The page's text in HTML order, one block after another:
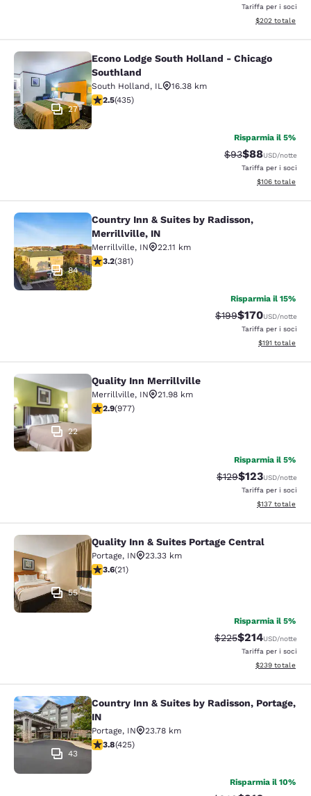
Tariffa per i soci
Visualizza i
$202 totale
Econo Lodge South Holland -
27
Econo Lodge South Holland - Chicago
Southland
South Holland, IL
16.38 km
Valutazione di 2.47 stelle. Discreto. 435 recensioni
2.5(435)
Risparmia il 5%
Tariffa di
$93Tariffa
$88USD/notte
Tariffa per i soci
Visualizza i
$106 totale
Country Inn & Suites by Radisson,
84
Country Inn & Suites by Radisson,
Merrillville, IN
Merrillville, IN
22.11 km
Valutazione di 3.18 stelle. Buono. 381 recensioni
3.2(381)
Risparmia il 15%
Tariffa di barratura:
$199Tariffa
$170USD/notte
Tariffa per i soci
Visualizza i
$191 totale
Quality Inn Merrillville
22
Quality Inn Merrillville
Merrillville, IN
21.98 km
Valutazione di 2.9 stelle. Discreto. 977 recensioni
2.9(977)
Risparmia il 5%
Tariffa di barratura:
$129Tariffa
$123USD/notte
Tariffa per i soci
Visualizza i
$137 totale
Quality Inn & Suites Portage Central
55
Quality Inn & Suites Portage Central
Portage, IN
23.33 km
Valutazione di 3.62 stelle. Buono. 21 recensioni
3.6(21)
Risparmia il 5%
Tariffa di barratura:
$225Tariffa
$214USD/notte
Tariffa per i soci
Visualizza i
$239 totale
Country Inn & Suites by Radisson,
43
Country Inn & Suites by Radisson, Portage,
IN
Portage, IN
23.78 km
Valutazione di 3.79 stelle. Buono. 425 recensioni
3.8(425)
Risparmia il 10%